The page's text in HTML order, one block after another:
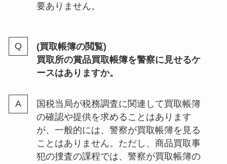
要ありません。
(買取帳簿の閲覧)
買取所の賞品買取帳簿を警察に見せるケ
ースはありますか。
国税当局が税務調査に関連して買取帳簿
の確認や提供を求めることはあります
が、一般的には、警察が買取帳簿を見る
ことはありません。ただし、商品買取事
犯の捜査の課程では、警察が買取帳簿の